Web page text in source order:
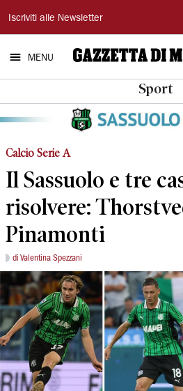
Gazzetta
di
Modena
Iscriviti alle Newsletter
MENU
Sport
Calcio Serie A
Il Sassuolo e tre
risolvere:
Pinamonti
di Valentina Spezzani